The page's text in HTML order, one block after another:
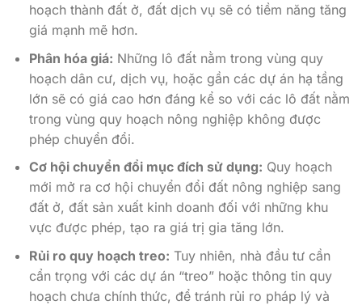
hoạch thành đất ở, đất dịch vụ sẽ có tiềm năng tăng
giá mạnh mẽ hơn.
Phân hóa giá: Những lô đất nằm trong vùng quy
hoạch dân cư, dịch vụ, hoặc gần các dự án hạ tầng
lớn sẽ có giá cao hơn đáng kể so với các lô đất nằm
trong vùng quy hoạch nông nghiệp không được
phép chuyển đổi.
Cơ hội chuyển đổi mục đích sử dụng: Quy hoạch
mới mở ra cơ hội chuyển đổi đất nông nghiệp sang
đất ở, đất sản xuất kinh doanh đối với những khu
vực được phép, tạo ra giá trị gia tăng lớn.
Rủi ro quy hoạch treo: Tuy nhiên, nhà đầu tư cần
cẩn trọng với các dự án “treo” hoặc thông tin quy
hoạch chưa chính thức, để tránh rủi ro pháp lý và